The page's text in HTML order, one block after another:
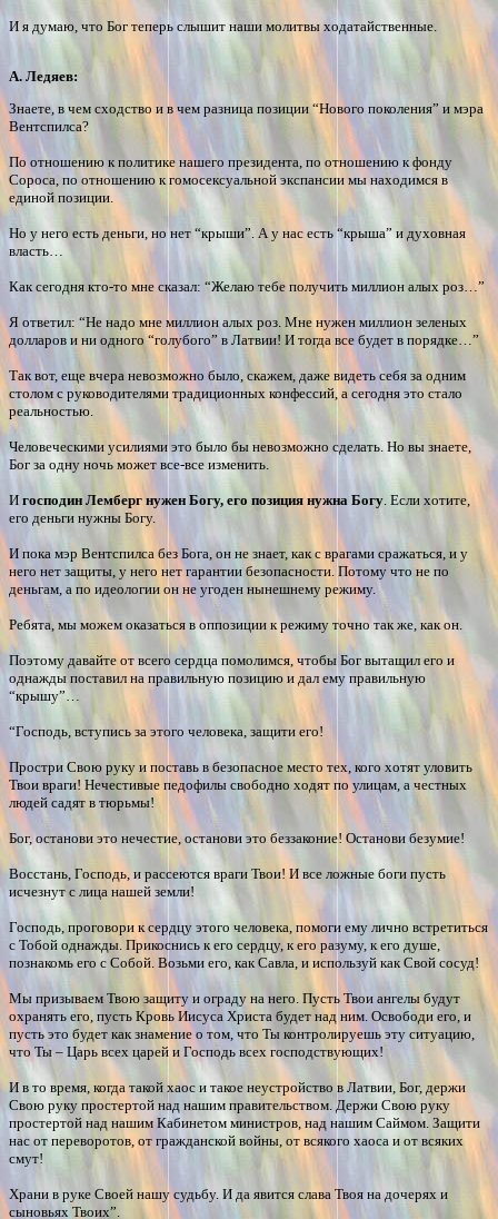
И я думаю, что Бог теперь слышит наши молитвы ходатайственные.
А. Ледяев:
Знаете, в чем сходство и в чем разница позиции “Нового поколения” и мэра
Вентспилса?
По отношению к политике нашего президента, по отношению к фонду
Сороса, по отношению к гомосексуальной экспансии мы находимся в
единой позиции.
Но у него есть деньги, но нет “крыши”. А у нас есть “крыша” и духовная
власть…
Как сегодня кто-то мне сказал: “Желаю тебе получить миллион алых роз…”
Я ответил: “Не надо мне миллион алых роз. Мне нужен миллион зеленых
долларов и ни одного “голубого” в Латвии! И тогда все будет в порядке…”
Так вот, еще вчера невозможно было, скажем, даже видеть себя за одним
столом с руководителями традиционных конфессий, а сегодня это стало
реальностью.
Человеческими усилиями это было бы невозможно сделать. Но вы знаете,
Бог за одну ночь может все-все изменить.
И господин Лемберг нужен Богу, его позиция нужна Богу . Если хотите,
его деньги нужны Богу.
И пока мэр Вентспилса без Бога, он не знает, как с врагами сражаться, и у
него нет защиты, у него нет гарантии безопасности. Потому что не по
деньгам, а по идеологии он не угоден нынешнему режиму.
Ребята, мы можем оказаться в оппозиции к режиму точно так же, как он.
Поэтому давайте от всего сердца помолимся, чтобы Бог вытащил его и
однажды поставил на правильную позицию и дал ему правильную
“крышу”…
“Господь, вступись за этого человека, защити его!
Простри Свою руку и поставь в безопасное место тех, кого хотят уловить
Твои враги! Нечестивые педофилы свободно ходят по улицам, а честных
людей садят в тюрьмы!
Бог, останови это нечестие, останови это беззаконие! Останови безумие!
Восстань, Господь, и рассеются враги Твои! И все ложные боги пусть
исчезнут с лица нашей земли!
Господь, проговори к сердцу этого человека, помоги ему лично встретиться
с Тобой однажды. Прикоснись к его сердцу, к его разуму, к его душе,
познакомь его с Собой. Возьми его, как Савла, и используй как Свой сосуд!
Мы призываем Твою защиту и ограду на него. Пусть Твои ангелы будут
охранять его, пусть Кровь Иисуса Христа будет над ним. Освободи его, и
пусть это будет как знамение о том, что Ты контролируешь эту ситуацию,
что Ты – Царь всех царей и Господь всех господствующих!
И в то время, когда такой хаос и такое неустройство в Латвии, Бог, держи
Свою руку простертой над нашим правительством. Держи Свою руку
простертой над нашим Кабинетом министров, над нашим Саймом. Защити
нас от переворотов, от гражданской войны, от всякого хаоса и от всяких
смут!
Храни в руке Своей нашу судьбу. И да явится слава Твоя на дочерях и
сыновьях Твоих”.